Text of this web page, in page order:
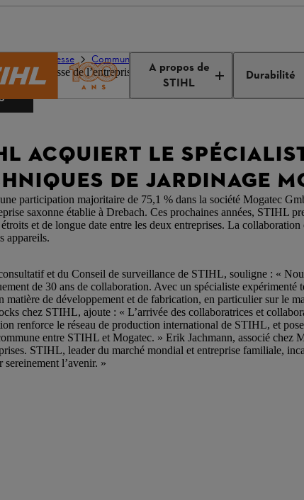
A propos de
STIHL
Durabilité
Presse Communiqués de presse de l’entreprise
de presse de l’entreprise
ACQUIERT LE
DE JARDINAGE
participation majoritaire de 75,1 % dans la société Mogatec
saxonne établie à Drebach. Ces prochaines années, STIHL
et de longue date entre les deux entreprises. La
appareils.
et du Conseil de surveillance de STIHL, souligne : «
de 30 ans de collaboration. Avec un spécialiste
matière de développement et de fabrication, en particulier sur le
chez STIHL, ajoute : « L’arrivée des collaboratrices et
renforce le réseau de production international de STIHL, et
entre STIHL et Mogatec. » Erik Jachmann, associé
STIHL, leader du marché mondial et entreprise familiale,
sereinement l’avenir. »